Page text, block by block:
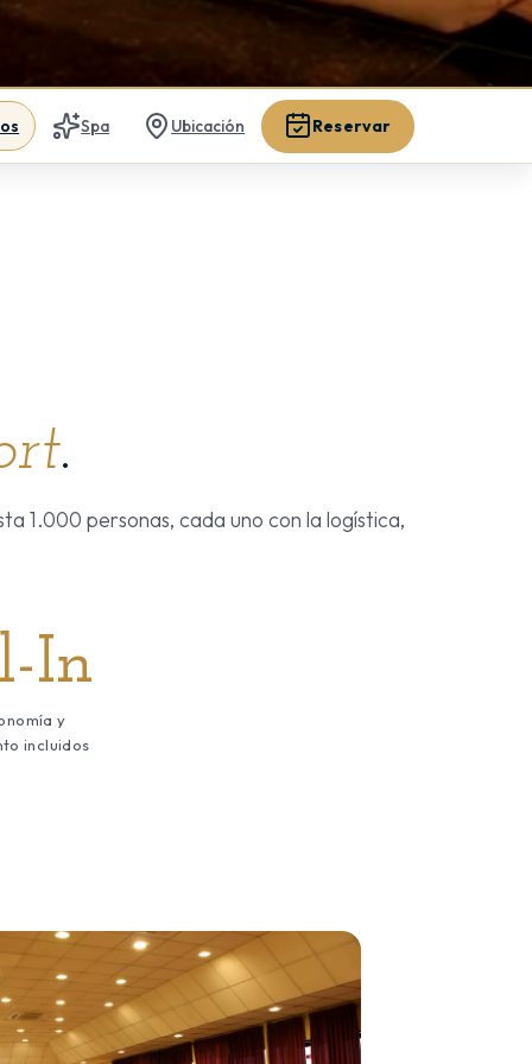
Spa Ubicación Reservar
.
1.000 personas, cada uno con la logística,
In
y
incluidos